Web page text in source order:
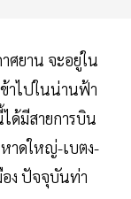
ศยาน จะอยู่ใน
าไปในน่านฟ้า
ด้มีสายการบิน
าดใหญ่-เบตง-
ง ปัจจุบันท่า